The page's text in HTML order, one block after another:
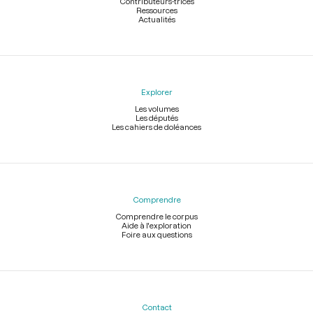
Ressources
Actualités
Explorer
Les volumes
Les députés
Les cahiers de doléances
Comprendre
Comprendre le corpus
Aide à l'exploration
Foire aux questions
Contact